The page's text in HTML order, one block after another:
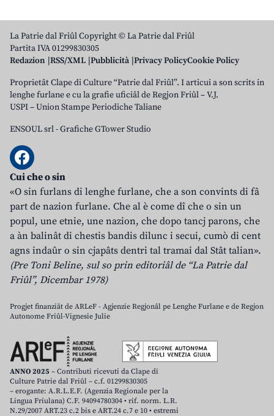
La Patrie dal Friûl Copyright © La Patrie dal Friûl
Partita IVA 01299830305
Redazion RSS/XML Pubblicità Privacy PolicyCookie Policy
Proprietât Clape di Culture “Patrie dal Friûl”. I articui a son scrits in
lenghe furlane e cu la grafie uficiâl de Regjon Friûl – V.J.
USPI – Union Stampe Periodiche Taliane
ENSOUL srl-Grafiche GTower Studio
Cui che o sin
«O sin furlans di lenghe furlane, che a son convints di fâ
part de nazion furlane. Che al è come dî che o sin un
popul, une etnie, une nazion, che dopo tancj parons, che
a àn balinât di chestis bandis dilunc i secui, cumò di cent
agns indaûr o sin cjapâts dentri tal tramai dal Stât talian».
(Pre Toni Beline, sul so prin editoriâl de “La Patrie dal
Friûl”, Dicembar 1978)
Progjet finanziât de ARLeF - Agjenzie Regjonâl pe Lenghe Furlane e de Regjon
Autonome Friûl-Vignesie Julie
ANNO 2025 – Contributi ricevuti da Clape di
Culture Patrie dal Friûl – c.f. 01299830305
– erogante: A.R.L.E.F. (Agenzia Regionale per la
Lingua Friulana) C.F. 94094780304 • rif. norm. L.R.
N.29/2007 ART.23 c.2 bis e ART.24 c.7 e 10 • estremi